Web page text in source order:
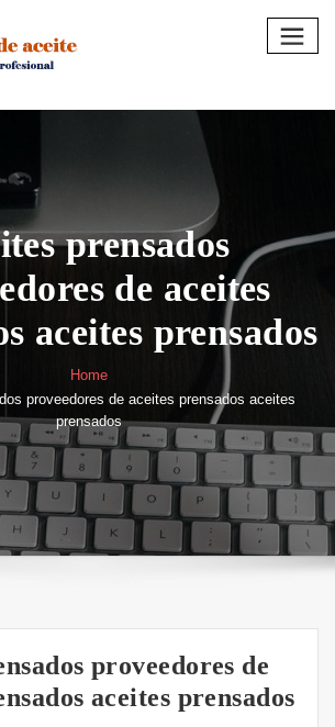
prensados
de aceites
aceites prensados
Home
proveedores de aceites prensados aceites
prensados
proveedores de
aceites prensados